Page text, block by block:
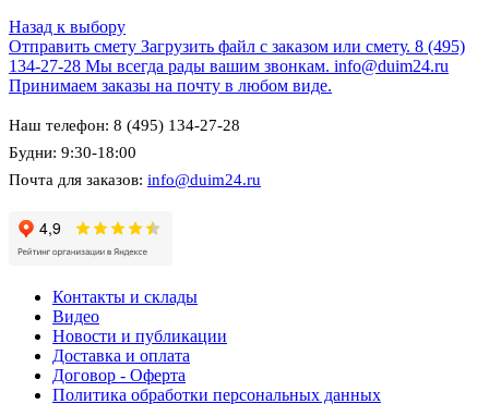
Назад к выбору
Отправить смету Загрузить файл с заказом или смету. 8 (495)
134-27-28 Мы всегда рады вашим звонкам. info@duim24.ru
Принимаем заказы на почту в любом виде.
Наш телефон: 8 (495) 134-27-28
Будни: 9:30-18:00
Почта для заказов: info@duim24.ru
Контакты и склады
Видео
Новости и публикации
Доставка и оплата
Договор - Оферта
Политика обработки персональных данных